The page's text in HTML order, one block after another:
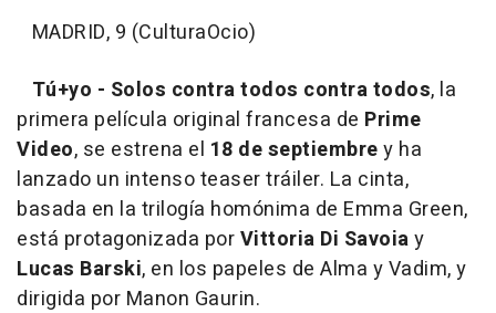
MADRID, 9 (CulturaOcio)
Tú+yo - Solos contra todos contra todos, la
primera película original francesa de Prime
Video, se estrena el 18 de septiembrey ha
lanzado un intenso teaser tráiler. La cinta,
basada en la trilogía homónima de Emma Green,
está protagonizada porVittoria Di Savoiay
Lucas Barski, en los papeles de Alma y Vadim, y
dirigida por Manon Gaurin.